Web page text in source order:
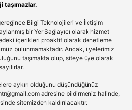
taşımazlar.
Bilgi Teknolojileri ve İletişim
bir Yer Sağlayıcı olarak hizmet
içerikleri proaktif olarak denetleme
bulunmamaktadır. Ancak, üyelerimiz
taşımakta olup, siteye üye olarak
aykırı olduğunu düşündüğünüz
adresine bildirmeniz halinde,
sitemizden kaldırılacaktır.